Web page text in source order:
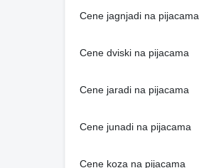
Cene jagnjadi na pijacama
Cene dviski na pijacama
Cene jaradi na pijacama
Cene junadi na pijacama
Cene koza na pijacama